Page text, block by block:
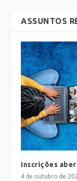
ASSUNTOS
Inscrições
4 de outubro de